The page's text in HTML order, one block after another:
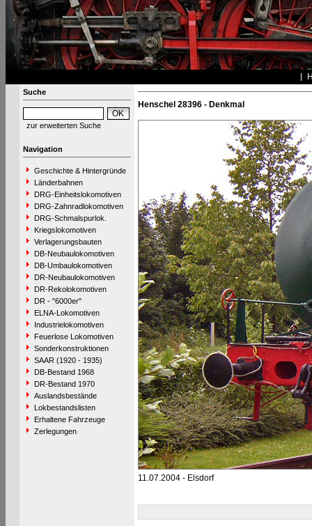
Suche
zur erweiterten Suche
Navigation
Geschichte & Hintergründe
Länderbahnen
DRG-Einheitslokomotiven
DRG-Zahnradlokomotiven
DRG-Schmalspurlok.
Kriegslokomotiven
Verlagerungsbauten
DB-Neubaulokomotiven
DB-Umbaulokomotiven
DR-Neubaulokomotiven
DR-Rekolokomotiven
DR - "6000er"
ELNA-Lokomotiven
Industrielokomotiven
Feuerlose Lokomotiven
Sonderkonstruktionen
SAAR (1920 - 1935)
DB-Bestand 1968
DR-Bestand 1970
Auslandsbestände
Lokbestandslisten
Erhaltene Fahrzeuge
Zerlegungen
Henschel 28396 - Denkmal
11.07.2004 - Elsdorf